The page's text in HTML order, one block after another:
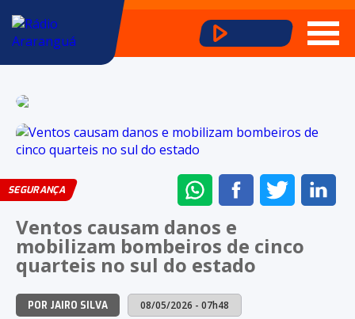
SEGURANÇA
ENVIAR
NO
WHATSAPP
COMPARTILHAR
NO
NO
Ventos causam danos e
mobilizam bombeiros de cinco
quarteis no sul do estado
POR JAIRO SILVA 08/05/2026 - 07h48